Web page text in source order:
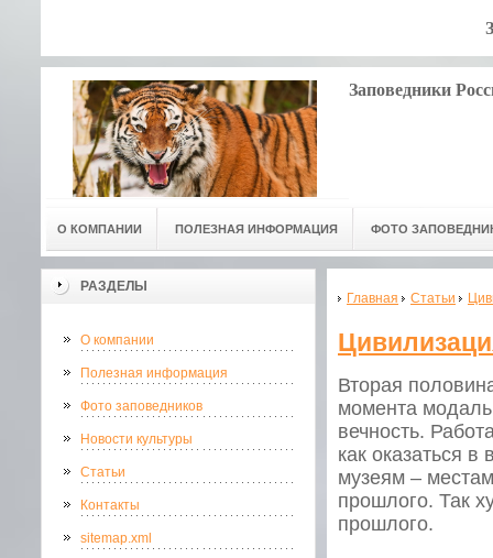
Заповедники
О КОМПАНИИ ПОЛЕЗНАЯ ИНФОРМАЦИЯ ФОТО
РАЗДЕЛЫ
О компании
Полезная информация
Фото заповедников
Новости культуры
Статьи
Контакты
sitemap.xml
Главная Статьи
Вторая
момента
вечность.
как оказаться
музеям –
прошлого. Так
прошлого.